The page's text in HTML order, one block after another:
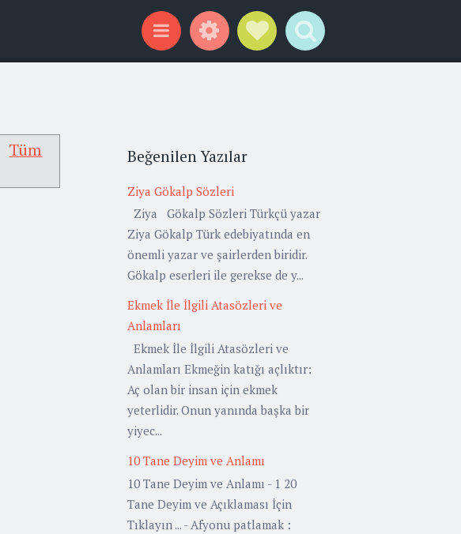
Menu WidgetsSocial Links
Search
Tüm
Beğenilen Yazılar
Ziya Gökalp Sözleri
Ziya Gökalp Sözleri Türkçü yazar
Ziya Gökalp Türk edebiyatında en
önemli yazar ve şairlerden biridir.
Gökalp eserleri ile gerekse de y...
Ekmek İle İlgili Atasözleri ve
Anlamları
Ekmek İle İlgili Atasözleri ve
Anlamları Ekmeğin katığı açlıktır:
Aç olan bir insan için ekmek
yeterlidir. Onun yanında başka bir
yiyec...
10 Tane Deyim ve Anlamı
10 Tane Deyim ve Anlamı - 1 20
Tane Deyim ve Açıklaması İçin
Tıklayın ... - Afyonu patlamak :